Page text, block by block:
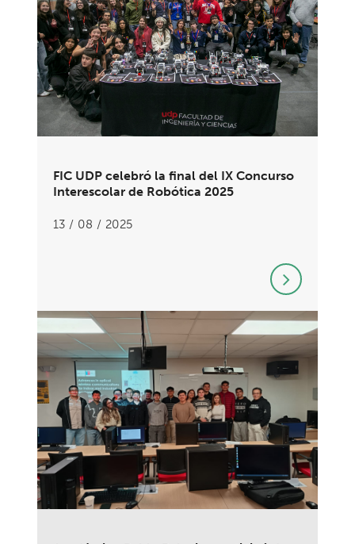
FIC UDP celebró la final del IX Concurso
Interescolar de Robótica 2025
13 / 08 / 2025